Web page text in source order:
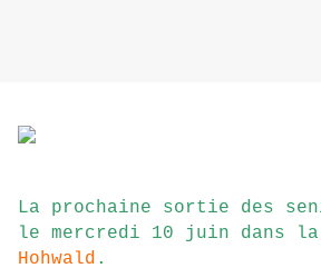
La prochaine sortie des
le mercredi 10 juin dans
Hohwald .